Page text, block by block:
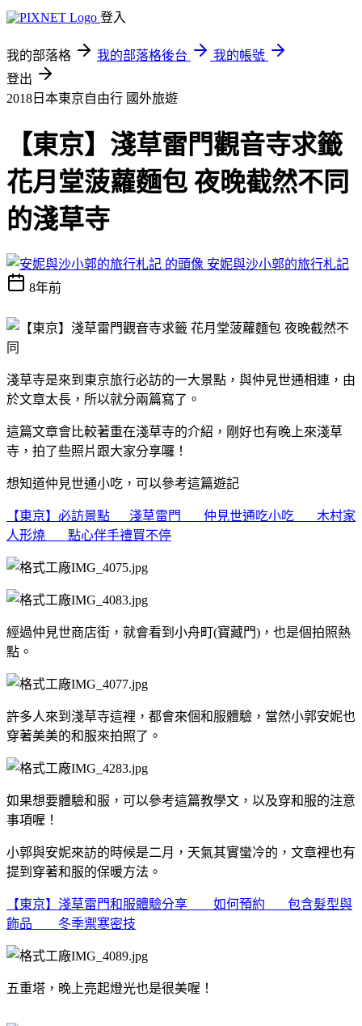
登入
我的部落格 我的部落格後台
我的帳號
登出
2018日本東京自由行 國外旅遊
【東京】淺草雷門觀音寺求籤
花月堂菠蘿麵包 夜晚截然不同
的淺草寺
安妮與沙小郭的旅行札記
8年前
淺草寺是來到東京旅行必訪的一大景點，與仲見世通相連，由
於文章太長，所以就分兩篇寫了。
這篇文章會比較著重在淺草寺的介紹，剛好也有晚上來淺草
寺，拍了些照片跟大家分享囉！
想知道仲見世通小吃，可以參考這篇遊記
【東京】必訪景點 淺草雷門 仲見世通吃小吃 木村家
人形燒 點心伴手禮買不停
經過仲見世商店街，就會看到小舟町(寶藏門)，也是個拍照熱
點。
許多人來到淺草寺這裡，都會來個和服體驗，當然小郭安妮也
穿著美美的和服來拍照了。
如果想要體驗和服，可以參考這篇教學文，以及穿和服的注意
事項喔！
小郭與安妮來訪的時候是二月，天氣其實蠻冷的，文章裡也有
提到穿著和服的保暖方法。
【東京】淺草雷門和服體驗分享 如何預約 包含髮型與
飾品 冬季禦寒密技
五重塔，晚上亮起燈光也是很美喔！